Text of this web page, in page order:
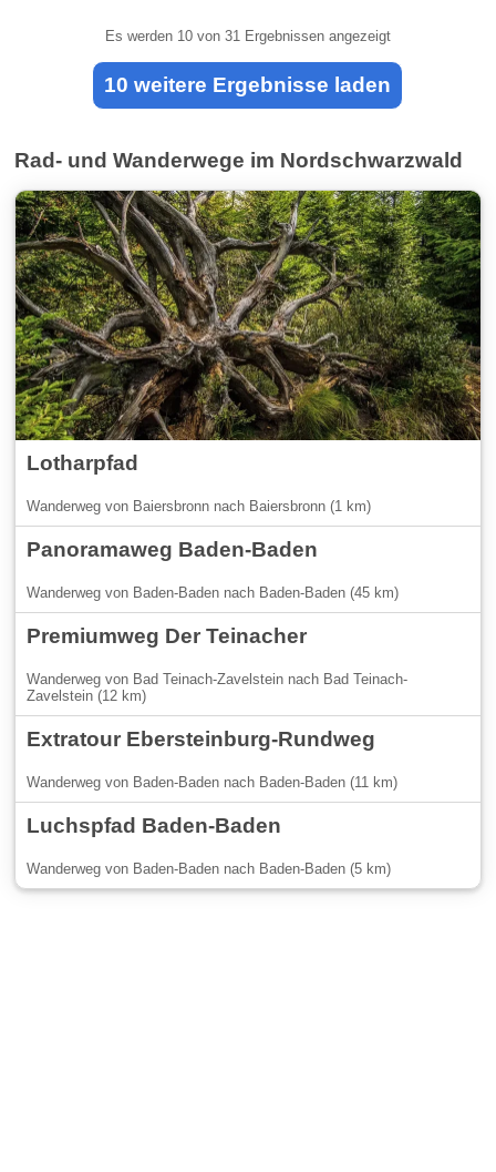
Es werden 10von 31 Ergebnissen angezeigt
10 weitere Ergebnisse laden
Rad- und Wanderwege im Nordschwarzwald
Lotharpfad
Wanderweg von Baiersbronn nach Baiersbronn (1 km)
Panoramaweg Baden-Baden
Wanderweg von Baden-Baden nach Baden-Baden (45 km)
Premiumweg Der Teinacher
Wanderweg von Bad Teinach-Zavelstein nach Bad Teinach-
Zavelstein (12 km)
Extratour Ebersteinburg-Rundweg
Wanderweg von Baden-Baden nach Baden-Baden (11 km)
Luchspfad Baden-Baden
Wanderweg von Baden-Baden nach Baden-Baden (5 km)